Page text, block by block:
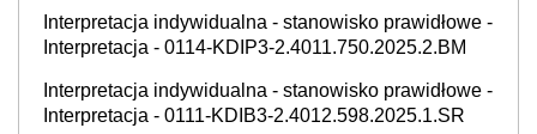
Interpretacja indywidualna - stanowisko prawidłowe -
Interpretacja - 0114-KDIP3-2.4011.750.2025.2.BM
Interpretacja indywidualna - stanowisko prawidłowe -
Interpretacja - 0111-KDIB3-2.4012.598.2025.1.SR